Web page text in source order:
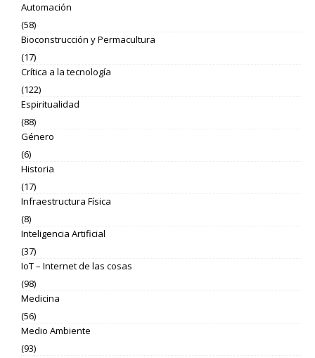
Automación
(58)
Bioconstrucción y Permacultura
(17)
Crítica a la tecnología
(122)
Espiritualidad
(88)
Género
(6)
Historia
(17)
Infraestructura Física
(8)
Inteligencia Artificial
(37)
IoT – Internet de las cosas
(98)
Medicina
(56)
Medio Ambiente
(93)